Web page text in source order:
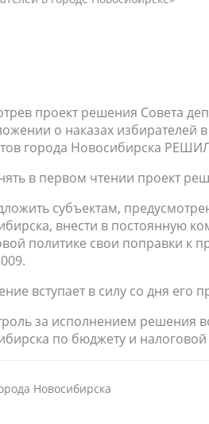
проект решения Совета
о наказах избирателей
города Новосибирска
в первом чтении проект
субъектам,
внести в постоянную
политике свои поправки к
вступает в силу со дня его
за исполнением решения
по бюджету и
Новосибирска